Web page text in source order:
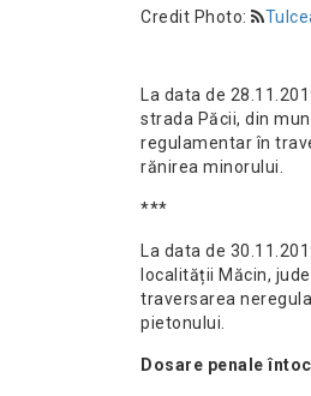
Credit Photo:
La data de
strada Păcii, din
regulamentar în
rănirea minorului.
***
La data de
localității Măcin,
traversarea
pietonului.
Dosare penale